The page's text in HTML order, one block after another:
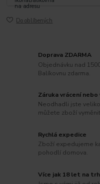
Do oblíbených
Doprava ZDARMA
Objednávku nad
Balíkovnu zdarma.
Záruka vrácení nebo
Neodhadli jste
můžete zboží
Rychlá expedice
Zboží expedujeme
pohodlí domova.
Více jak 18 let na